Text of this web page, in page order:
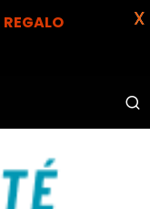
REGALO
X